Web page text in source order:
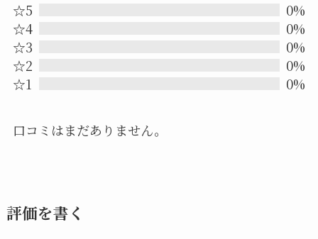
☆5
0%
☆4
0%
☆3
0%
☆2
0%
☆1
0%
口コミはまだありません。
評価を書く